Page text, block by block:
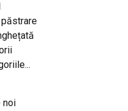
noi